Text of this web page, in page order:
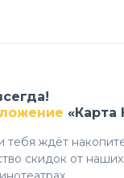
«Карта
ждёт
скидок от